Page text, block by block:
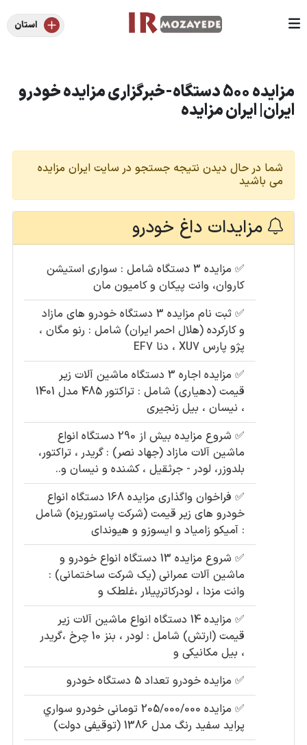
استان
مزایده 500 دستگاه-خبرگزاری مزایده خودرو
ایران| ایران مزایده
شما در حال دیدن نتیجه جستجو در سایت ایران مزایده
می باشید
مزایدات داغ خودرو
✅
مزایده 3 دستگاه شامل : سواری استیشن
کاروان، وانت پیکان و کامیون مان
✅
ثبت نام مزایده 3 دستگاه خودرو های مازاد
و کارکرده (هلال احمر ایران) شامل : رنو مگان ،
پژو پارس XU7 ، دنا EF7
✅
مزایده اجاره 3 دستگاه ماشین آلات زیر
قیمت (دهیاری) شامل : تراکتور 485 مدل 1401
، نیسان ، بیل زنجیری
✅
شروع مزایده بیش از 290 دستگاه انواع
ماشین آلات مازاد (جهاد نصر) : گریدر ، تراکتور،
بلدوزر، لودر - جرثقیل ، کشنده و نیسان و..
✅
فراخوان واگذاری مزایده 168 دستگاه انواع
خودرو های زیر قیمت (شرکت پاستوریزه) شامل
: آمیکو زامیاد و ایسوزو و هیوندای
✅
شروع مزایده 13 دستگاه انواع خودرو و
ماشین آلات عمرانی (یک شرکت ساختمانی) :
وانت مزدا ، لودرکاترپیلار ،غلطک و
✅
مزایده 14 دستگاه انواع ماشین آلات زیر
قیمت (ارتش) شامل : لودر ، بنز 10 چرخ ،گریدر
، بیل مکانیکی و
✅ مزایده خودرو تعداد 5 دستگاه خودرو
✅
مزایده 205/000/000 تومانی خودرو سواري
پرايد سفيد رنگ مدل 1386 (توقیفی دولت)